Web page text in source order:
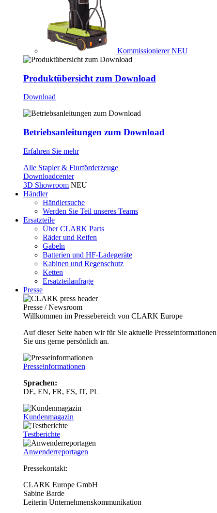
Kommissionierer NEU
Produktübersicht zum Download
Download
Betriebsanleitungen zum Download
Erfahren Sie mehr
Alle Stapler & Flurförderzeuge
Downloadcenter
3D Showroom NEU
Händler
Händlersuche
Werden Sie Teil unseres Teams
Ersatzteile
Über CLARK Parts
Räder und Reifen
Gabeln
Batterien und HF-Ladegeräte
Kabinen und Regenschutz
Ketten
Ersatzteilanfrage
Presse
Presse / Newsroom
Willkommen im Pressebereich von CLARK Europe
Auf dieser Seite haben wir für Sie aktuelle
Sie uns gerne persönlich an.
Presseinformationen
Sprachen:
DE, EN, FR, ES, IT, PL
Kundenmagazin
Testberichte
Anwenderreportagen
Pressekontakt:
CLARK Europe GmbH
Sabine Barde
Leiterin Unternehmenskommunikation